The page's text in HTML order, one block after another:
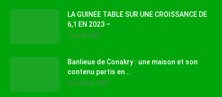
LA GUINEE TABLE SUR UNE CROISSANCE DE
6,1 EN 2023 –
17 août 2023
Banlieue de Conakry : une maison et son
contenu partis en...
16 octobre 2024